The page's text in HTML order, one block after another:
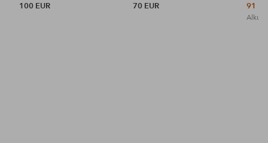
100 EUR
70 EUR
91